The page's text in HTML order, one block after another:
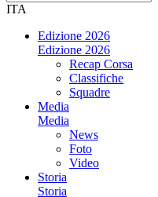
ITA
Edizione 2026
Edizione 2026
Recap Corsa
Classifiche
Squadre
Media
Media
News
Foto
Video
Storia
Storia